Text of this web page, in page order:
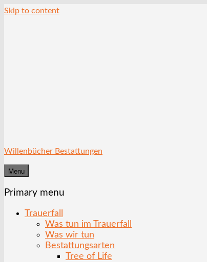
Skip to content
Willenbücher Bestattungen
Menu
Primary menu
Trauerfall
Was tun im Trauerfall
Was wir tun
Bestattungsarten
Tree of Life